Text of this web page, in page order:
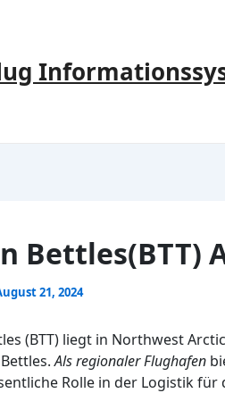
Bettles(BTT)
21, 2024
(BTT) liegt in Northwest
Als regionaler Flughafen
Rolle in der Logistik